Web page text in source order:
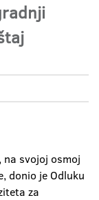
svojoj osmoj
donio je Odluku
za